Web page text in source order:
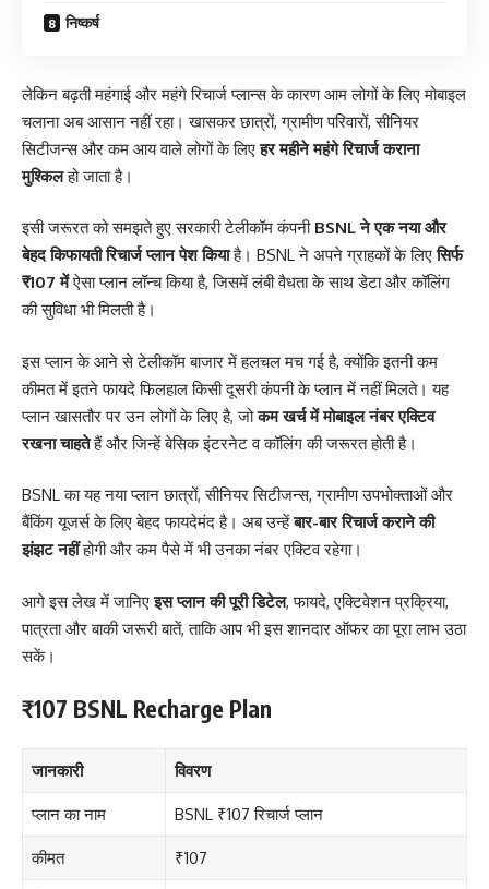
निष्कर्ष
लेकिन बढ़ती महंगाई और महंगे रिचार्ज प्लान्स के कारण आम लोगों के लिए मोबाइल
चलाना अब आसान नहीं रहा। खासकर छात्रों, ग्रामीण परिवारों, सीनियर
सिटीजन्स और कम आय वाले लोगों के लिएहर महीने महंगे रिचार्ज कराना
मुश्किलहो जाता है।
इसी जरूरत को समझते हुए सरकारी टेलीकॉम कंपनीBSNL ने एक नया और
बेहद किफायती रिचार्ज प्लान पेश कियाहै। BSNL ने अपने ग्राहकों के लिएसिर्फ
₹107 मेंऐसा प्लान लॉन्च किया है, जिसमें लंबी वैधता के साथ डेटा और कॉलिंग
की सुविधा भी मिलती है।
इस प्लान के आने से टेलीकॉम बाजार में हलचल मच गई है, क्योंकि इतनी कम
कीमत में इतने फायदे फिलहाल किसी दूसरी कंपनी के प्लान में नहीं मिलते। यह
प्लान खासतौर पर उन लोगों के लिए है, जोकम खर्च में मोबाइल नंबर एक्टिव
रखना चाहतेहैं और जिन्हें बेसिक इंटरनेट व कॉलिंग की जरूरत होती है।
BSNL का यह नया प्लान छात्रों, सीनियर सिटीजन्स, ग्रामीण उपभोक्ताओं और
बैंकिंग यूजर्स के लिए बेहद फायदेमंद है। अब उन्हेंबार-बार रिचार्ज कराने की
झंझट नहींहोगी और कम पैसे में भी उनका नंबर एक्टिव रहेगा।
आगे इस लेख में जानिएइस प्लान की पूरी डिटेल, फायदे, एक्टिवेशन प्रक्रिया,
पात्रता और बाकी जरूरी बातें, ताकि आप भी इस शानदार ऑफर का पूरा लाभ उठा
सकें।
₹107 BSNL Recharge Plan
जानकारी विवरण
प्लान का नाम BSNL ₹107 रिचार्ज प्लान
कीमत ₹107